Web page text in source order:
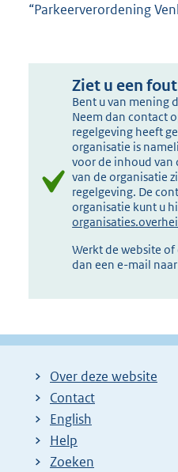
“Parkeerverordening
Ziet u een
Bent u van mening
Neem dan contact
regelgeving heeft
organisatie is
voor de inhoud van
van de organisatie
regelgeving. De
organisatie kunt u
Werkt de website
dan een e-mail naar
Over deze website
Contact
English
Help
Zoeken